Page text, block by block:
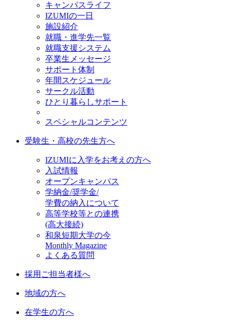
キャンパスライフ
IZUMIの一日
施設紹介
就職・進学先一覧
就職支援システム
卒業生メッセージ
サポート体制
年間スケジュール
サークル活動
ひとり暮らしサポート
スペシャルコンテンツ
受験生・高校の先生方へ
IZUMIに入学をお考えの方へ
入試情報
オープンキャンパス
学納金/奨学金/
学費の納入について
高等学校等との連携
(高大接続)
和泉短期大学の今
Monthly Magazine
よくある質問
採用ご担当者様へ
地域の方へ
在学生の方へ